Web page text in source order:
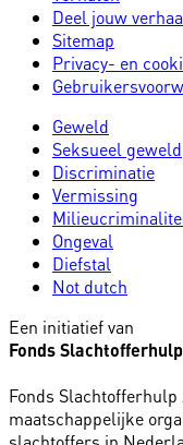
Deel jouw
Sitemap
Privacy- en
Geweld
Seksueel geweld
Discriminatie
Vermissing
Ongeval
Diefstal
Not dutch
Een initiatief van
Fonds Slachtofferhulp
Fonds Slachtofferhulp
maatschappelijke